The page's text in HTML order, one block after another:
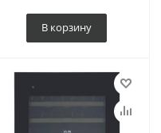
В корзину